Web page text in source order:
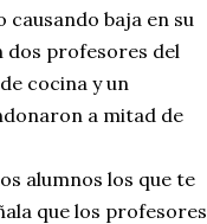
baja en su
dos profesores del
cocina y un
a mitad de
alumnos los que te
que los profesores